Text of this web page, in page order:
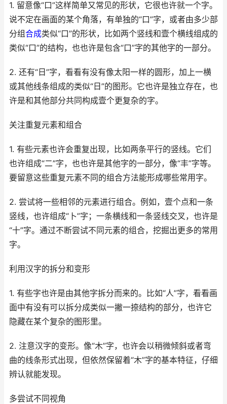
1. 留意像“口”这样简单又常见的形状，它很也许就一个字。
说不定在画面的某个角落，有单独的“口”字，或者由多少部
分组合成类似“口”的形状，比如两个竖线和壹个横线组成的
类似“口”的结构，也也许是包含“口”字的其他字的一部分。
2. 还有“日”字，看看有没有像太阳一样的圆形，加上一横
或其他线条组成的类似“日”的图形。它也许是独立存在，也
许是和其他部分共同构成壹个更复杂的字。
关注重复元素和组合
1. 有些元素也许会重复出现，比如两条平行的竖线。它们
也许组成“二”字，也也许是其他字的一部分，像“丰”字等。
要留意这些重复元素不同的组合方法能形成哪些常用字。
2. 尝试将一些相邻的元素进行组合。例如，壹个点和一条
竖线，也许组成“卜”字；一条横线和一条竖线交叉，也许是
“十”字。通过不断尝试不同元素的组合，挖掘出更多的常用
字。
利用汉字的拆分和变形
1. 有些字也许是由其他字拆分而来的。比如“人”字，看看画
面中有没有可以拆分成类似一撇一捺结构的部分，也许它
隐藏在某个复杂的图形里。
2. 注意汉字的变形。像“木”字，也许会以稍微倾斜或者弯
曲的线条形式出现，但依然保留着“木”字的基本特征，仔细
辨认就能发现。
多尝试不同视角